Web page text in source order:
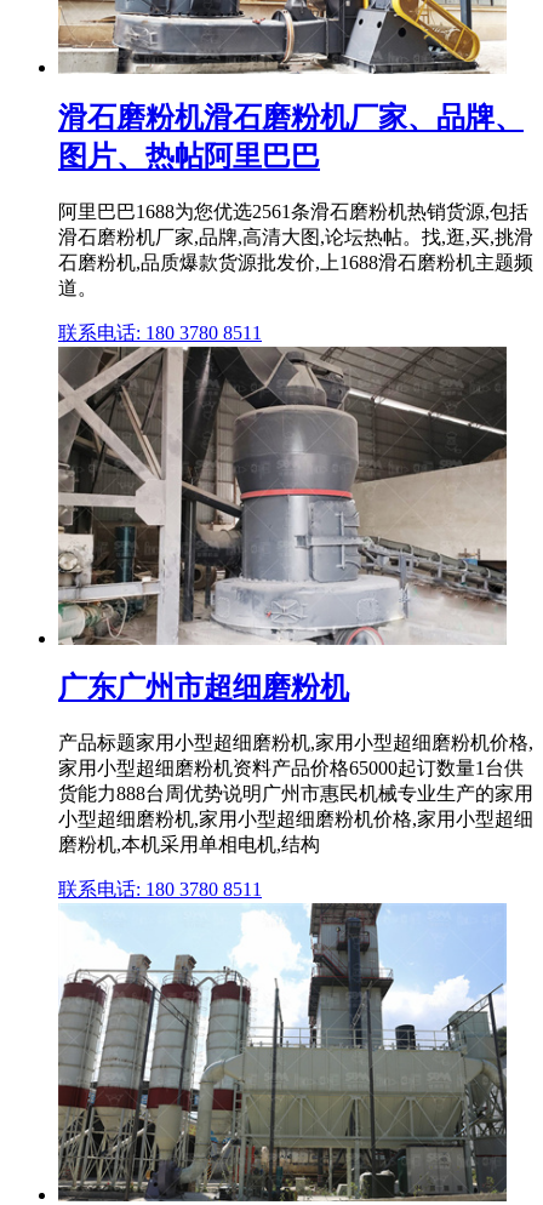
滑石磨粉机滑石磨粉机厂家、品牌、
图片、热帖阿里巴巴
阿里巴巴1688为您优选2561条滑石磨粉机热销货源,包括
滑石磨粉机厂家,品牌,高清大图,论坛热帖。找,逛,买,挑滑
石磨粉机,品质爆款货源批发价,上1688滑石磨粉机主题频
道。
联系电话: 180 3780 8511
广东广州市超细磨粉机
产品标题家用小型超细磨粉机,家用小型超细磨粉机价格,
家用小型超细磨粉机资料产品价格65000起订数量1台供
货能力888台周优势说明广州市惠民机械专业生产的家用
小型超细磨粉机,家用小型超细磨粉机价格,家用小型超细
磨粉机,本机采用单相电机,结构
联系电话: 180 3780 8511